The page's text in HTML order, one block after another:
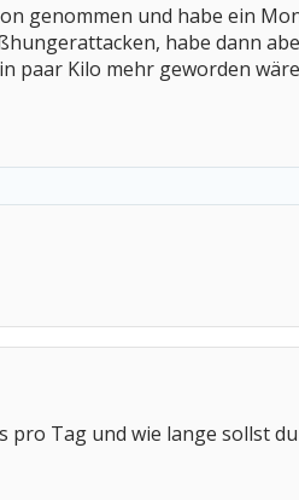
genommen und habe ein
habe dann
paar Kilo mehr geworden
Tag und wie lange sollst